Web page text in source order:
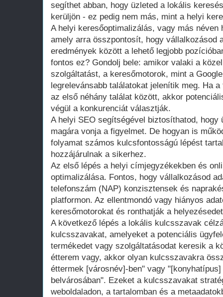
segíthet abban, hogy üzleted a lokális
kerüljön - ez pedig nem más, mint a helyi
A helyi keresőoptimalizálás, vagy más
amely arra összpontosít, hogy vállalkozásod
eredmények között a lehető legjobb
fontos ez? Gondolj bele: amikor valaki a
szolgáltatást, a keresőmotorok, mint a
legrelevánsabb találatokat jelenítik meg. Ha
az első néhány találat között, akkor
végül a konkurenciát választják.
A helyi SEO segítségével biztosíthatod, hogy
magára vonja a figyelmet. De hogyan is
folyamat számos kulcsfontosságú lépést
hozzájárulnak a sikerhez.
Az első lépés a helyi címjegyzékekben és
optimalizálása. Fontos, hogy vállalkozásod
telefonszám (NAP) konzisztensek és
platformon. Az ellentmondó vagy hiányos
keresőmotorokat és ronthatják a
A következő lépés a lokális kulcsszavak
kulcsszavakat, amelyeket a potenciális
termékedet vagy szolgáltatásodat keresik a
étterem vagy, akkor olyan kulcsszavakra
éttermek [városnév]-ben" vagy
belvárosában". Ezeket a kulcsszavakat
weboldaladon, a tartalomban és a